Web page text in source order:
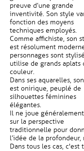
preuve d’une grande
inventivité. Son style
fonction des moyens
techniques employés.
Comme affichiste, son
est résolument
personnages sont
utilise de grands aplats
couleur.
Dans ses aquarelles,
est onirique, peuplé de
silhouettes féminines
élégantes.
Il ne joue
sur la perspective
traditionnelle pour
l’idée de la
Dans tous les cas,